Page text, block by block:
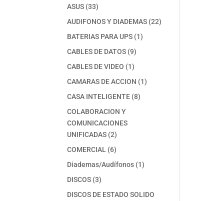
ASUS 3333
productos
AUDIFONOS Y DIADEMAS 2222
BATERIAS PARA UPS 11
CABLES DE DATOS 99
CABLES DE VIDEO 11
producto
CAMARAS DE ACCION 11
CASA INTELIGENTE 88
COLABORACION Y
COMUNICACIONES
UNIFICADAS 22
productos
COMERCIAL 66
productos
Diademas/Audífonos 11
DISCOS 33
productos
DISCOS DE ESTADO SOLIDO